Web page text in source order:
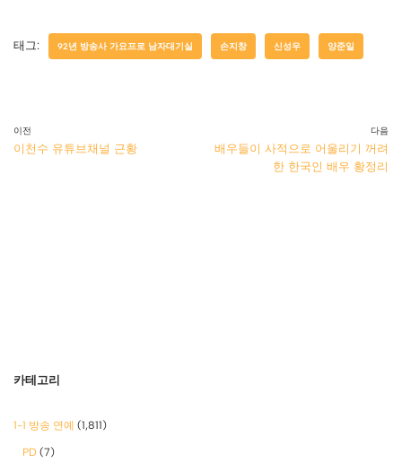
태그: 92년 방송사 가요프로 남자대기실 손지창 신성우 양준일
이전
이천수 유튜브채널 근황
다음
배우들이 사적으로 어울리기 꺼려
한 한국인 배우 황정리
카테고리
1-1 방송 연예 (1,811)
PD (7)